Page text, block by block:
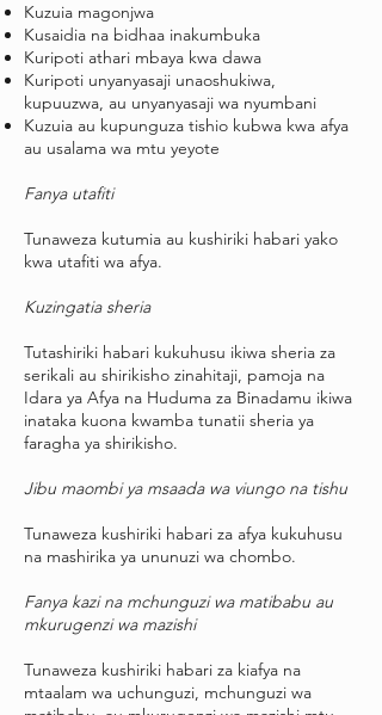
Kuzuia magonjwa
Kusaidia na bidhaa inakumbuka
Kuripoti athari mbaya kwa dawa
Kuripoti unyanyasaji unaoshukiwa,
kupuuzwa, au unyanyasaji wa nyumbani
Kuzuia au kupunguza tishio kubwa kwa afya
au usalama wa mtu yeyote
Fanya utafiti
Tunaweza kutumia au kushiriki habari yako
kwa utafiti wa afya.
Kuzingatia sheria
Tutashiriki habari kukuhusu ikiwa sheria za
serikali au shirikisho zinahitaji, pamoja na
Idara ya Afya na Huduma za Binadamu ikiwa
inataka kuona kwamba tunatii sheria ya
faragha ya shirikisho.
Jibu maombi ya msaada wa viungo na tishu
Tunaweza kushiriki habari za afya kukuhusu
na mashirika ya ununuzi wa chombo.
Fanya kazi na mchunguzi wa matibabu au
mkurugenzi wa mazishi
Tunaweza kushiriki habari za kiafya na
mtaalam wa uchunguzi, mchunguzi wa